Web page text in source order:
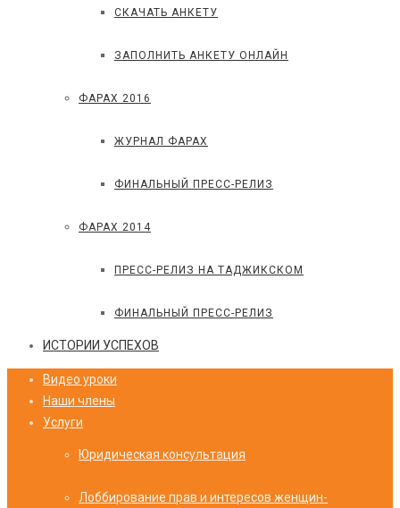
СКАЧАТЬ АНКЕТУ
ЗАПОЛНИТЬ АНКЕТУ ОНЛАЙН
ФАРАХ 2016
ЖУРНАЛ ФАРАХ
ФИНАЛЬНЫЙ ПРЕСС-РЕЛИЗ
ФАРАХ 2014
ПРЕСС-РЕЛИЗ НА ТАДЖИКСКОМ
ФИНАЛЬНЫЙ ПРЕСС-РЕЛИЗ
ИСТОРИИ УСПЕХОВ
Видео уроки
Наши члены
Услуги
Юридическая консультация
Лоббирование прав и интересов женщин-